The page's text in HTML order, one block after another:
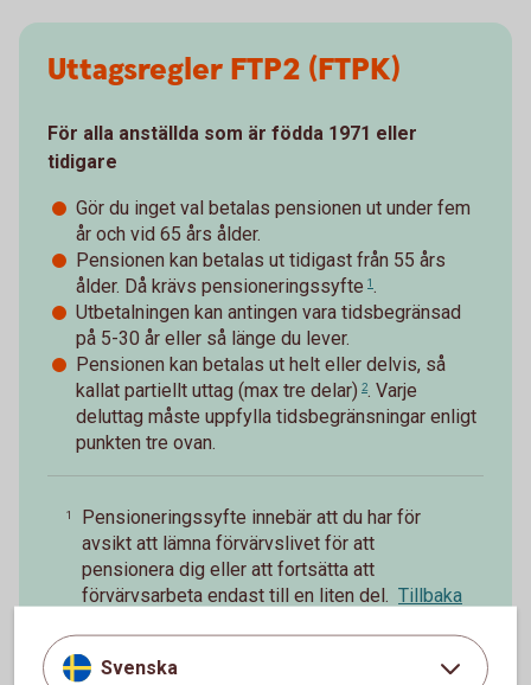
Uttagsregler FTP2 (FTPK)
För alla anställda som är födda 1971 eller
tidigare
Gör du inget val betalas pensionen ut under fem
år och vid 65 års ålder.
Pensionen kan betalas ut tidigast från 55 års
ålder. Då krävs pensioneringssyfte 1.
Utbetalningen kan antingen vara tidsbegränsad
på 5-30 år eller så länge du lever.
Pensionen kan betalas ut helt eller delvis, så
kallat partiellt uttag (max tre delar) 2. Varje
deluttag måste uppfylla tidsbegränsningar enligt
punkten tre ovan.
1
Pensioneringssyfte innebär att du har för
avsikt att lämna förvärvslivet för att
pensionera dig eller att fortsätta att
förvärvsarbeta endast till en liten del. Tillbaka
2
Vid partiellt uttag före 65 år för FTP2 måste
Svenska